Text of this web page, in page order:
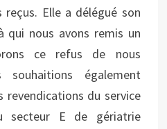
reçus. Elle a délégué son
qui nous avons remis un
ce refus de nous
également
revendications du service
secteur E de gériatrie